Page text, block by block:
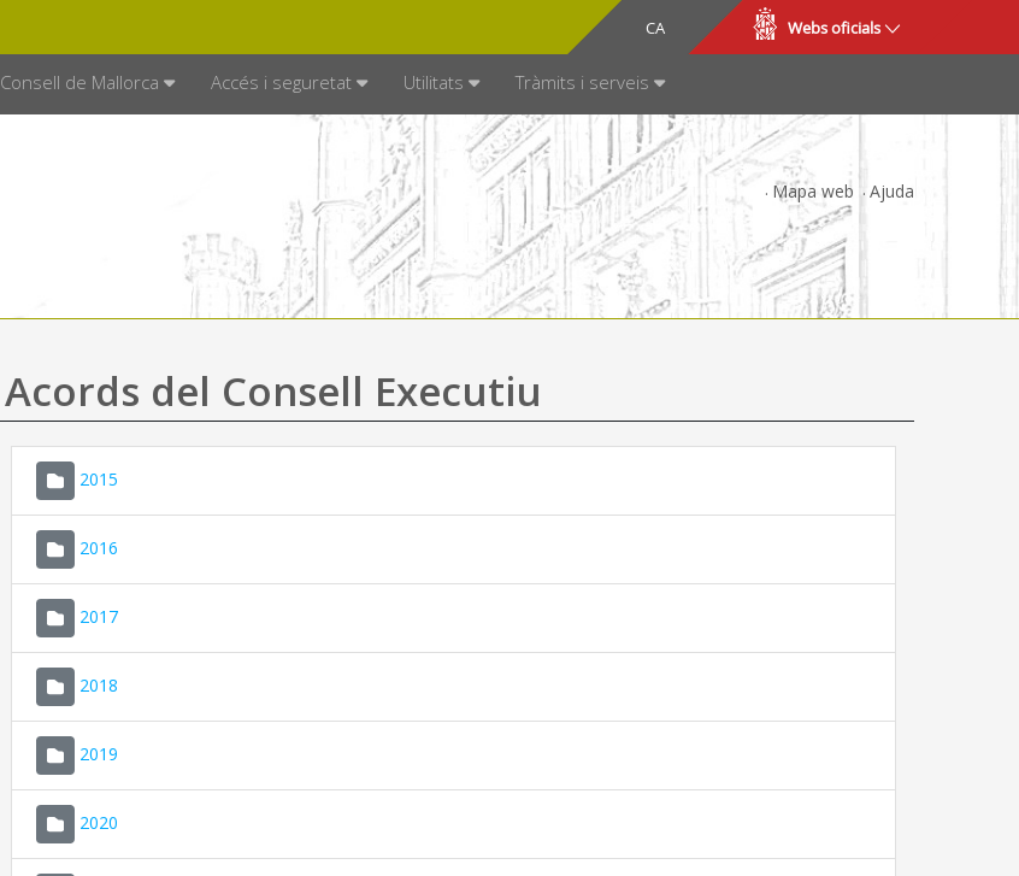
CA
ES Webs oficials
Consell de Mallorca Accés i seguretat Utilitats Tràmits i serveis
Mapa web Ajuda
Acords del Consell Executiu
2015
2016
2017
2018
2019
2020